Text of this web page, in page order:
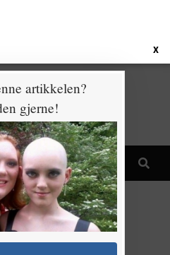
X
artikkelen?
gjerne!